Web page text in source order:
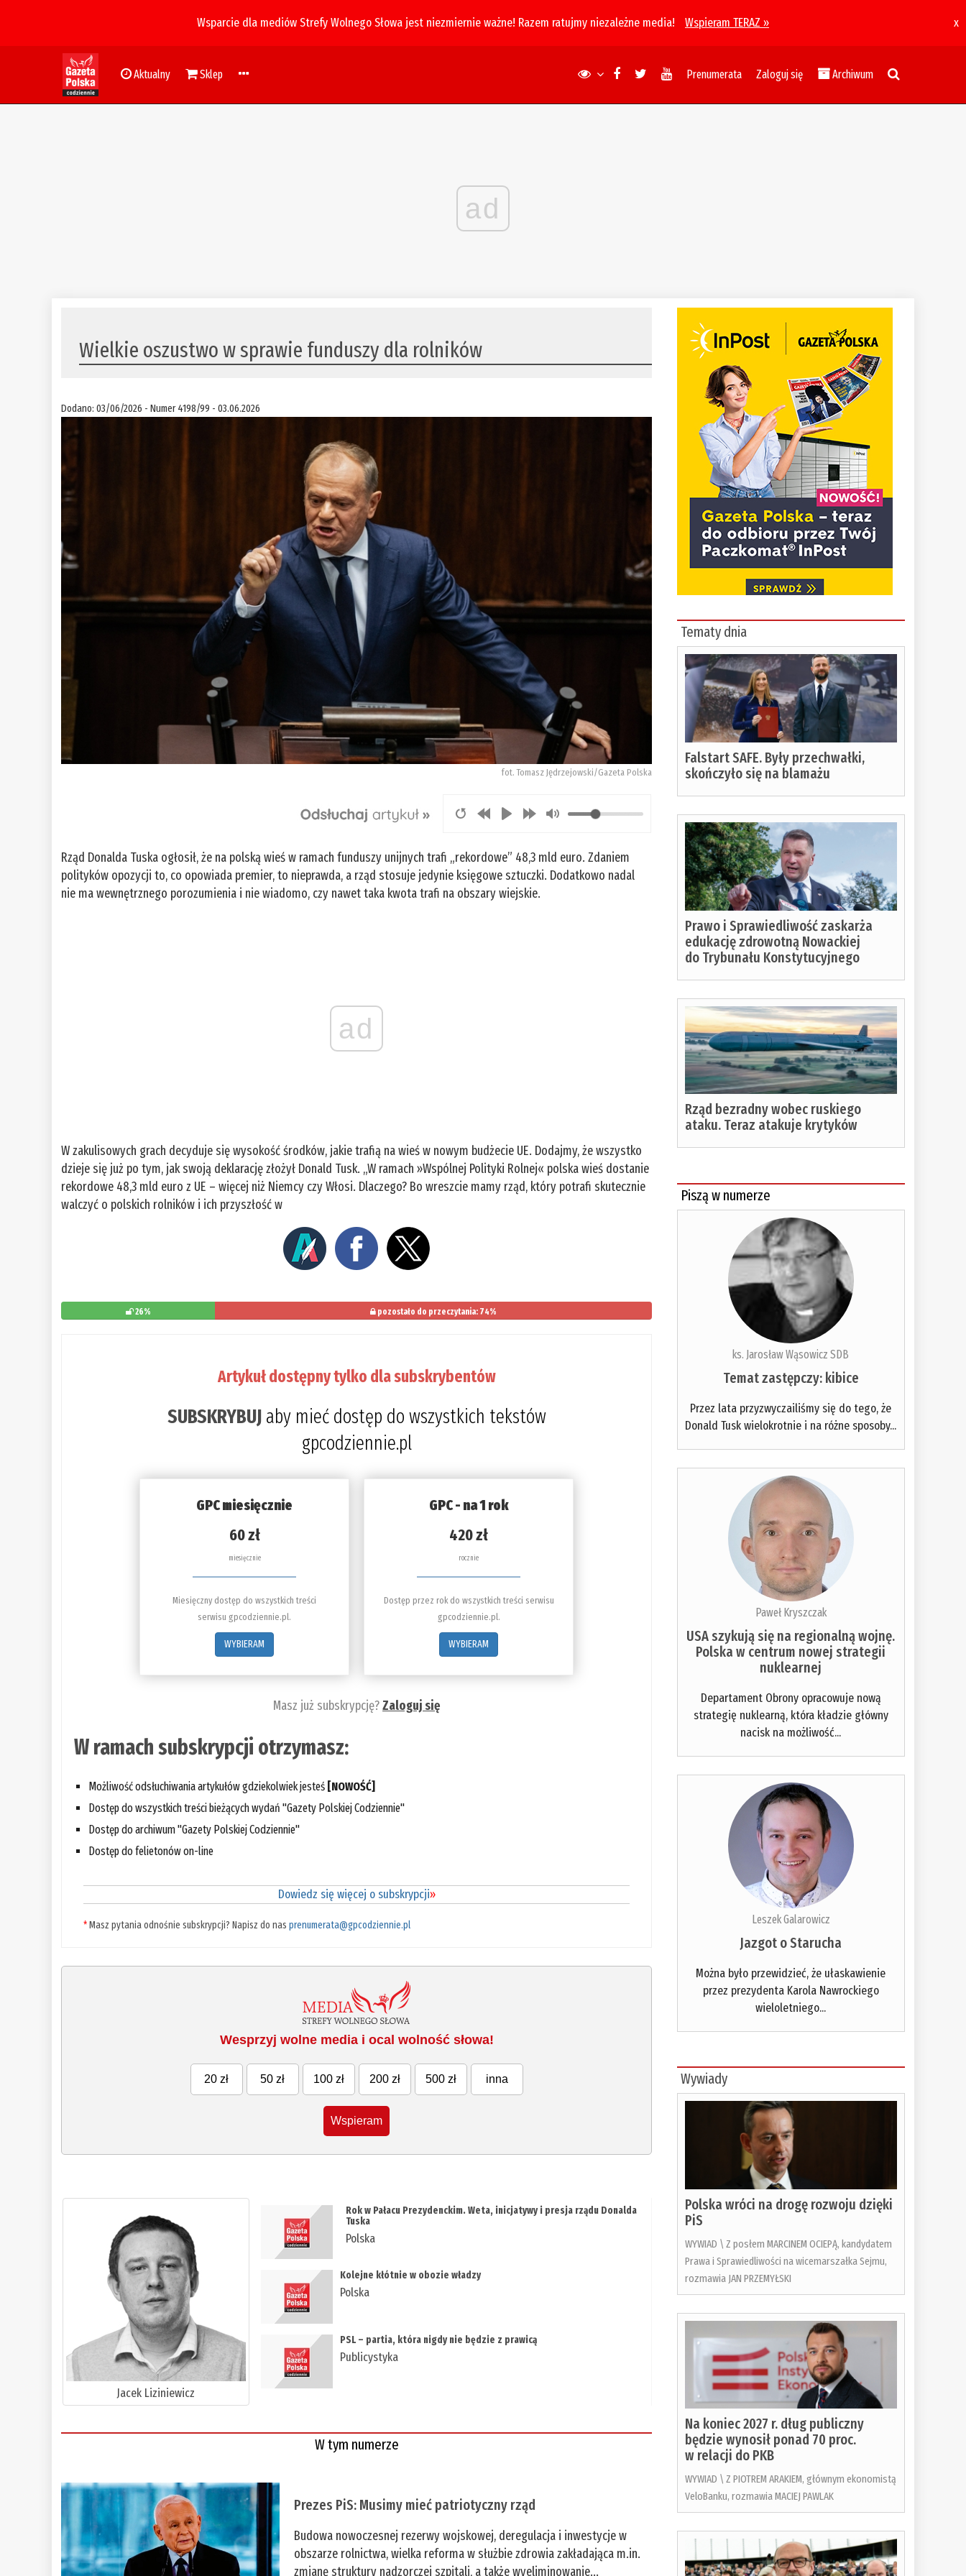
Wsparcie dla mediów Strefy Wolnego Słowa jest niezmiernie ważne! Razem ratujmy niezależne media! Wspieram TERAZ » x
Aktualny Sklep Prenumerata Zaloguj się Archiwum
ad
Wielkie oszustwo w sprawie funduszy dla rolników
Dodano: 03/06/2026 - Numer 4198/99 - 03.06.2026
fot. Tomasz Jędrzejowski/Gazeta Polska
Rząd Donalda Tuska ogłosił, że na polską wieś w ramach funduszy unijnych trafi „rekordowe” 48,3 mld euro. Zdaniem
polityków opozycji to, co opowiada premier, to nieprawda, a rząd stosuje jedynie księgowe sztuczki. Dodatkowo nadal
nie ma wewnętrznego porozumienia i nie wiadomo, czy nawet taka kwota trafi na obszary wiejskie.
ad
W zakulisowych grach decyduje się wysokość środków, jakie trafią na wieś w nowym budżecie UE. Dodajmy, że wszystko
dzieje się już po tym, jak swoją deklarację złożył Donald Tusk. „W ramach »Wspólnej Polityki Rolnej« polska wieś dostanie
rekordowe 48,3 mld euro z UE – więcej niż Niemcy czy Włosi. Dlaczego? Bo wreszcie mamy rząd, który potrafi skutecznie
walczyć o polskich rolników i ich przyszłość w
26% pozostało do przeczytania: 74%
Artykuł dostępny tylko dla subskrybentów
SUBSKRYBUJaby mieć dostęp do wszystkich tekstów
gpcodziennie.pl
GPC miesięcznie
60 zł
miesięcznie
Miesięczny dostęp do wszystkich treści
serwisu gpcodziennie.pl.
WYBIERAM
GPC - na 1 rok
420 zł
rocznie
Dostęp przez rok do wszystkich treści serwisu
gpcodziennie.pl.
WYBIERAM
Masz już subskrypcję?Zaloguj się
W ramach subskrypcji otrzymasz:
Możliwość odsłuchiwania artykułów gdziekolwiek jesteś [NOWOŚĆ]
Dostęp do wszystkich treści bieżących wydań "Gazety Polskiej Codziennie"
Dostęp do archiwum "Gazety Polskiej Codziennie"
Dostęp do felietonów on-line
Dowiedz się więcej o subskrypcji»
*Masz pytania odnośnie subskrypcji? Napisz do nasprenumerata@gpcodziennie.pl
Wesprzyj wolne media i ocal wolność słowa!
20 zł 50 zł 100 zł 200 zł 500 zł inna
Wspieram
Jacek Liziniewicz
Rok w Pałacu Prezydenckim. Weta, inicjatywy i presja rządu Donalda
Tuska
Polska
Kolejne kłótnie w obozie władzy
Polska
PSL – partia, która nigdy nie będzie z prawicą
Publicystyka
W tym numerze
Prezes PiS: Musimy mieć patriotyczny rząd
Budowa nowoczesnej rezerwy wojskowej, deregulacja i inwestycje w
obszarze rolnictwa, wielka reforma w służbie zdrowia zakładająca m.in.
zmianę struktury nadzorczej szpitali, a także wyeliminowanie...
Tematy dnia
Falstart SAFE. Były przechwałki,
skończyło się na blamażu
Prawo i Sprawiedliwość zaskarża
edukację zdrowotną Nowackiej
do Trybunału Konstytucyjnego
Rząd bezradny wobec ruskiego
ataku. Teraz atakuje krytyków
Piszą w numerze
ks. Jarosław Wąsowicz SDB
Temat zastępczy: kibice
Przez lata przyzwyczailiśmy się do tego, że
Donald Tusk wielokrotnie i na różne sposoby...
Paweł Kryszczak
USA szykują się na regionalną wojnę.
Polska w centrum nowej strategii
nuklearnej
Departament Obrony opracowuje nową
strategię nuklearną, która kładzie główny
nacisk na możliwość...
Leszek Galarowicz
Jazgot o Starucha
Można było przewidzieć, że ułaskawienie
przez prezydenta Karola Nawrockiego
wieloletniego...
Wywiady
Polska wróci na drogę rozwoju dzięki
PiS
WYWIAD \ Z posłem MARCINEM OCIEPĄ, kandydatem
Prawa i Sprawiedliwości na wicemarszałka Sejmu,
rozmawia JAN PRZEMYŁSKI
Na koniec 2027 r. dług publiczny
będzie wynosił ponad 70 proc.
w relacji do PKB
WYWIAD \ Z PIOTREM ARAKIEM, głównym ekonomistą
VeloBanku, rozmawia MACIEJ PAWLAK